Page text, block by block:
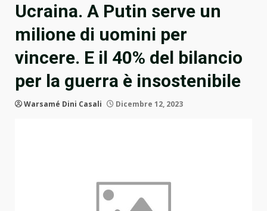
Ucraina. A Putin serve un
milione di uomini per
vincere. E il 40% del bilancio
per la guerra è insostenibile
Warsamé Dini Casali Dicembre 12, 2023